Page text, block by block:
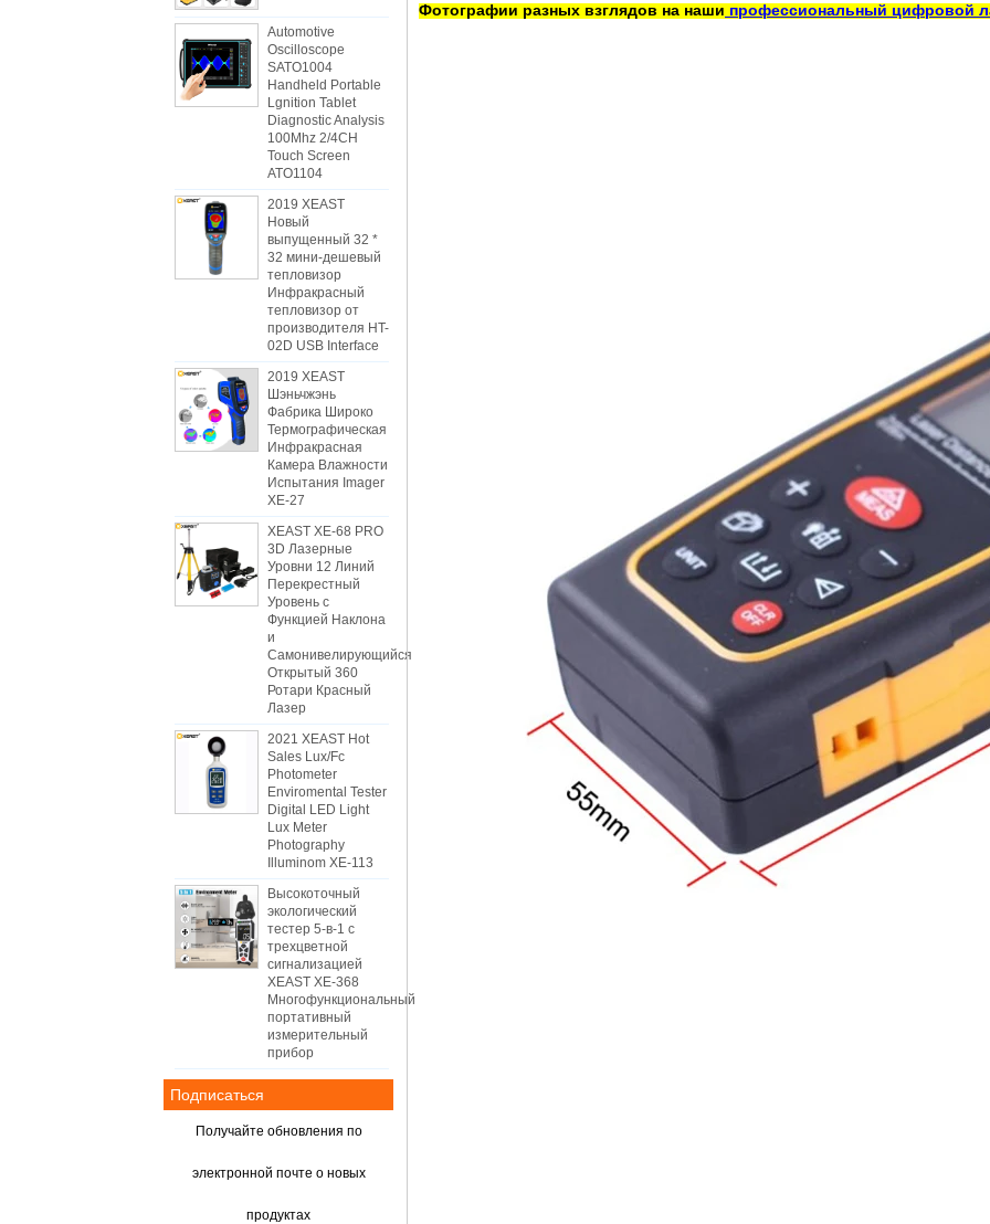
Automotive
Oscilloscope
SATO1004
Handheld Portable
Lgnition Tablet
Diagnostic Analysis
100Mhz 2/4CH
Touch Screen
ATO1104
2019 XEAST
Новый
выпущенный 32 *
32 мини-дешевый
тепловизор
Инфракрасный
тепловизор от
производителя HT-
02D USB Interface
2019 XEAST
Шэньчжэнь
Фабрика Широко
Термографическая
Инфракрасная
Камера Влажности
Испытания Imager
XE-27
XEAST XE-68 PRO
3D Лазерные
Уровни 12 Линий
Перекрестный
Уровень с
Функцией Наклона
и
Самонивелирующийся
Открытый 360
Ротари Красный
Лазер
2021 XEAST Hot
Sales Lux/Fc
Photometer
Enviromental Tester
Digital LED Light
Lux Meter
Photography
Illuminom XE-113
Высокоточный
экологический
тестер 5-в-1 с
трехцветной
сигнализацией
XEAST XE-368
Многофункциональный
портативный
измерительный
прибор
Подписаться
Получайте обновления по
электронной почте о новых
продуктах
Фотографии разных взглядов на наши профессиональный цифровой